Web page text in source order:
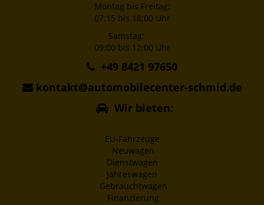
Montag bis Freitag:
07:15 bis 18:00 Uhr
Samstag:
09:00 bis 12:00 Uhr
+49 8421 97650
kontakt@automobilecenter-schmid.de
Wir bieten:
EU-Fahrzeuge
Neuwagen
Dienstwagen
Jahreswagen
Gebrauchtwagen
Finanzierung